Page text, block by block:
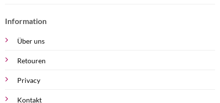
Information
Über uns
Retouren
Privacy
Kontakt